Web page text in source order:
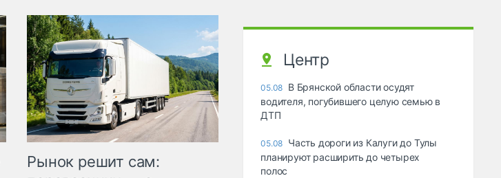
Рынок решит сам:
Центр
05.08 В Брянской области осудят
водителя, погубившего целую семью в
ДТП
05.08 Часть дороги из Калуги до Тулы
планируют расширить до четырех
полос